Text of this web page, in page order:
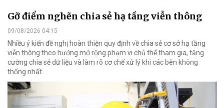
Gỡ điểm nghẽn chia sẻ hạ tầng viễn thông
09/08/2026 04:15
Nhiều ý kiến đề nghị hoàn thiện quy định về chia sẻ cơ sở hạ tầng
viễn thông theo hướng mở rộng phạm vi chủ thể tham gia, tăng
cường chia sẻ dữ liệu và làm rõ cơ chế xử lý khi các bên không
thống nhất.